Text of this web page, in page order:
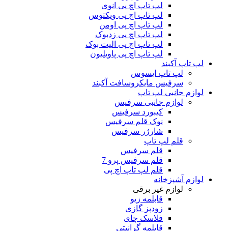
لپ تاپ اچ پی انوی
لپ تاپ اچ پی ویکتوس
لپ تاپ اچ پی اومن
لپ تاپ اچ پی زدبوک
لپ تاپ اچ پی الیت بوک
لپ تاپ اچ پی پاویلیون
لپ تاپ آکبند
لپ تاپ ایسوس
سرفیس مایکروسافت آکبند
لوازم جانبی لپ تاپ
لوازم جانبی سرفیس
کیبورد سرفیس
نوک قلم سرفیس
شارژر سرفیس
قلم لپ تاپ
قلم سرفیس
قلم سرفیس پرو 7
قلم لپ تاپ اچ پی
لوازم آشپزخانه
لوازم غیر برقی
قابلمه زیو
زودپز گازی
فلاسک چای
قابلمه گرانیتی